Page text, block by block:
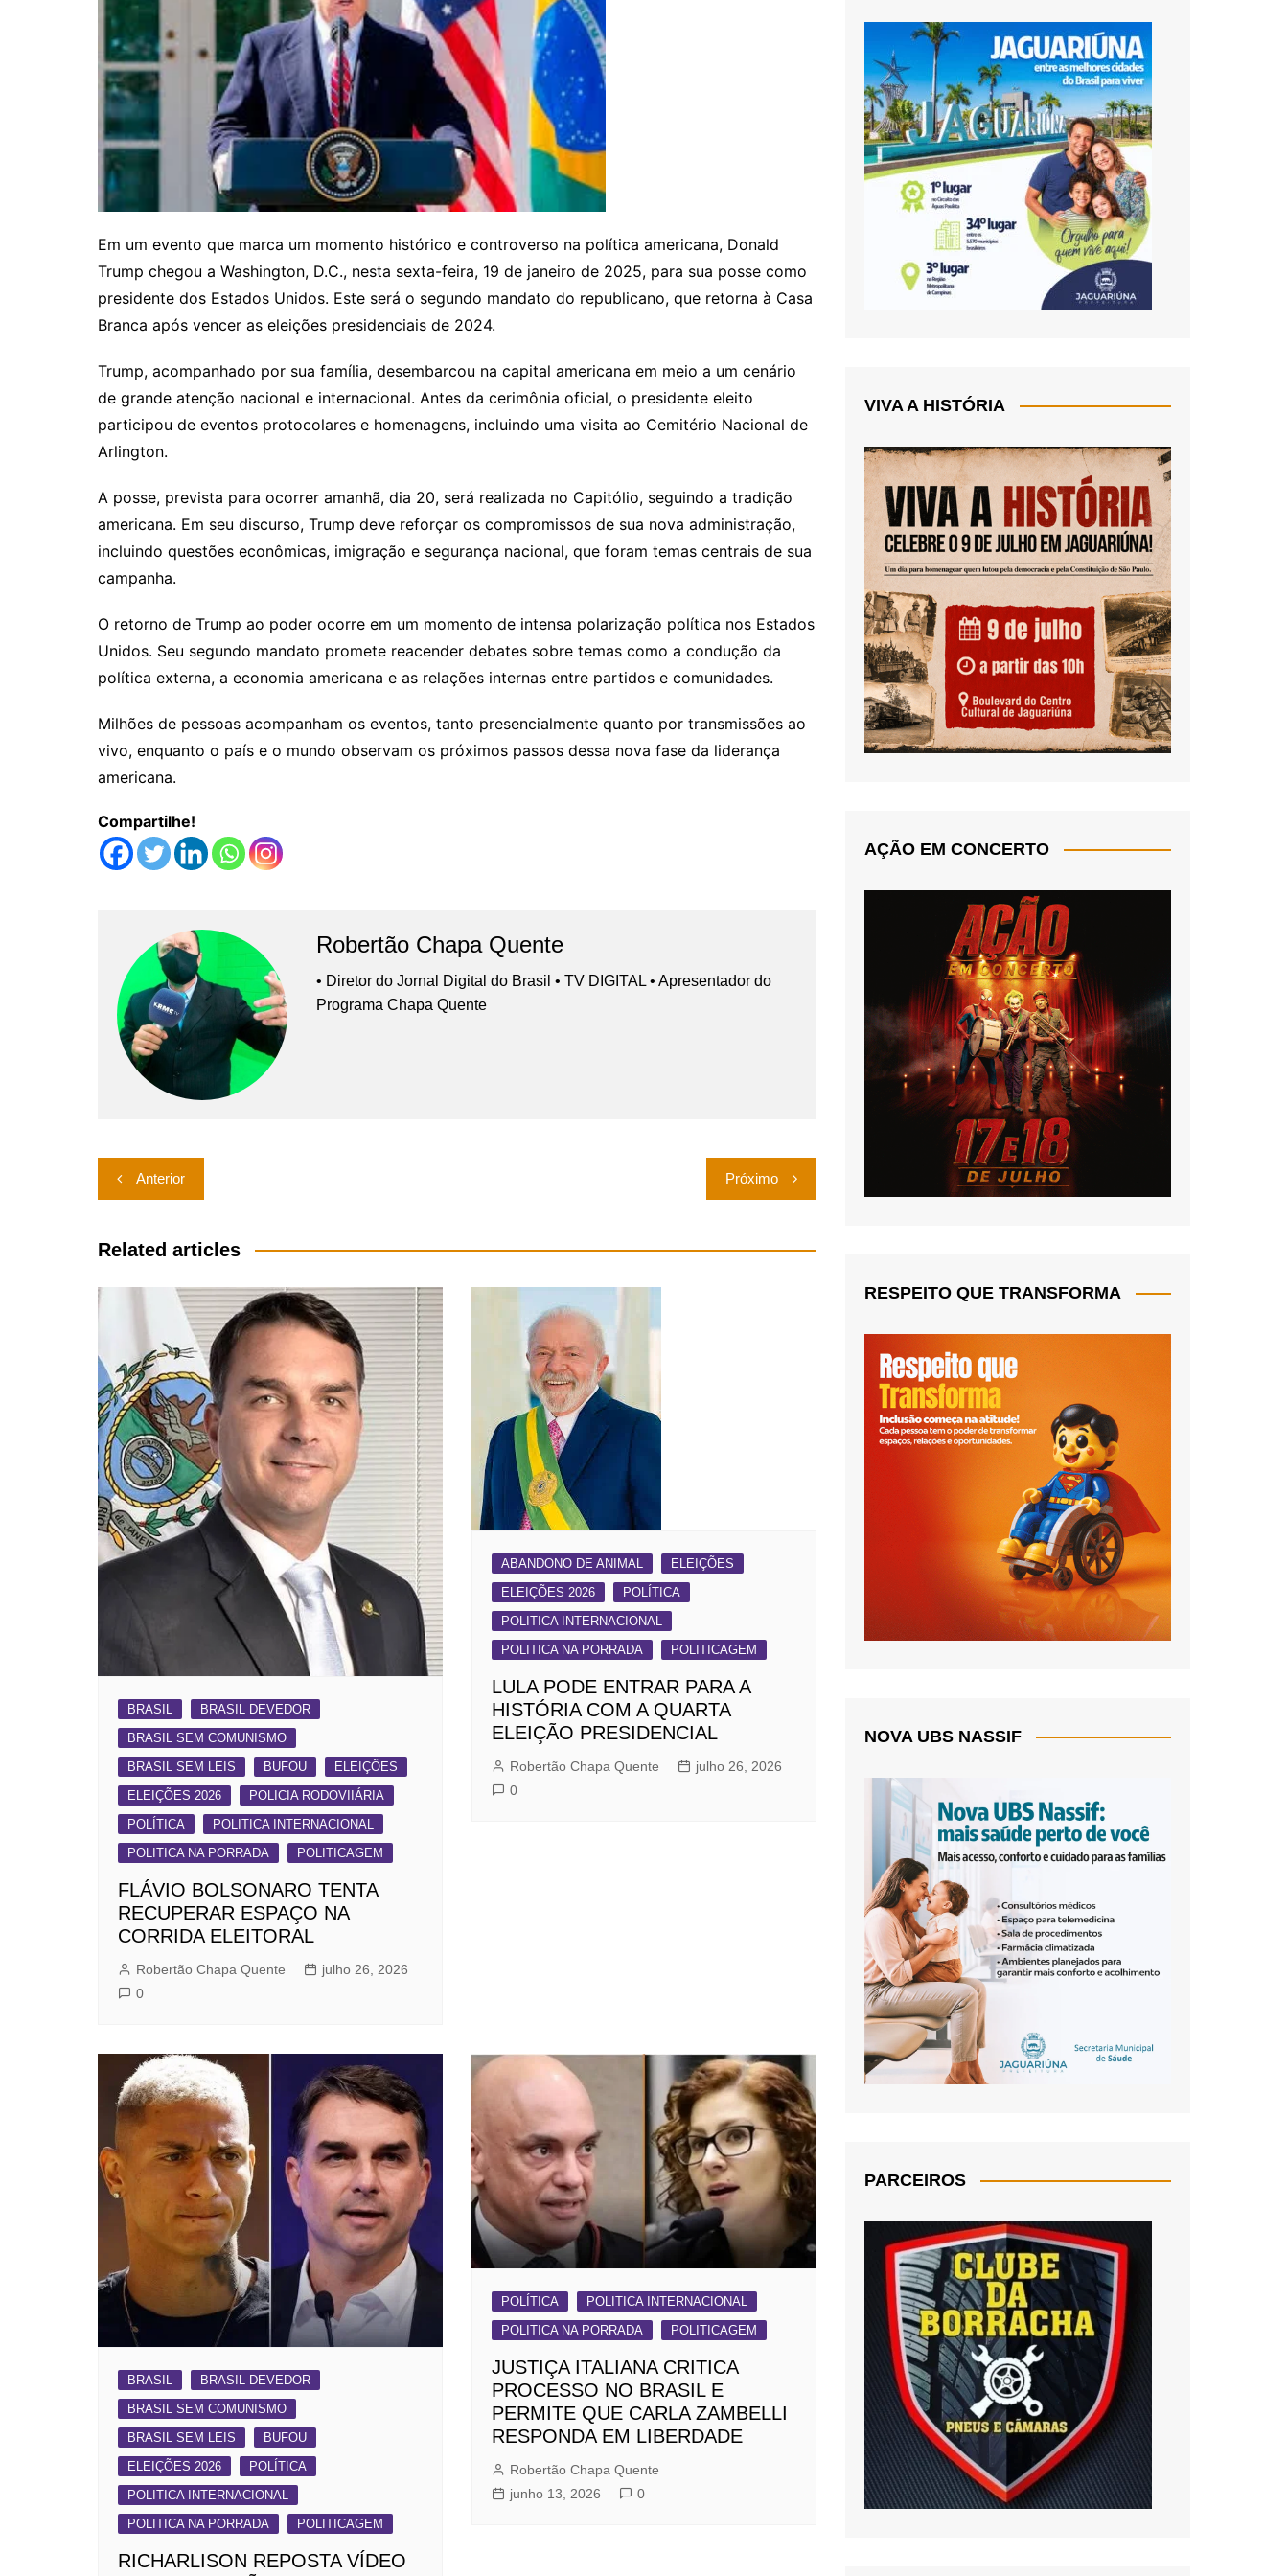
Em um evento que marca um momento histórico e controverso na política americana, Donald
Trump chegou a Washington, D.C., nesta sexta-feira, 19 de janeiro de 2025, para sua posse como
presidente dos Estados Unidos. Este será o segundo mandato do republicano, que retorna à Casa
Branca após vencer as eleições presidenciais de 2024.
Trump, acompanhado por sua família, desembarcou na capital americana em meio a um cenário
de grande atenção nacional e internacional. Antes da cerimônia oficial, o presidente eleito
participou de eventos protocolares e homenagens, incluindo uma visita ao Cemitério Nacional de
Arlington.
A posse, prevista para ocorrer amanhã, dia 20, será realizada no Capitólio, seguindo a tradição
americana. Em seu discurso, Trump deve reforçar os compromissos de sua nova administração,
incluindo questões econômicas, imigração e segurança nacional, que foram temas centrais de sua
campanha.
O retorno de Trump ao poder ocorre em um momento de intensa polarização política nos Estados
Unidos. Seu segundo mandato promete reacender debates sobre temas como a condução da
política externa, a economia americana e as relações internas entre partidos e comunidades.
Milhões de pessoas acompanham os eventos, tanto presencialmente quanto por transmissões ao
vivo, enquanto o país e o mundo observam os próximos passos dessa nova fase da liderança
americana.
Compartilhe!
Robertão Chapa Quente
• Diretor do Jornal Digital do Brasil • TV DIGITAL • Apresentador do
Programa Chapa Quente
Navegação
de
Post
Anterior Próximo
Related articles
BRASIL
BRASIL DEVEDOR
BRASIL SEM COMUNISMO
BRASIL SEM LEIS
BUFOU
ELEIÇÕES
ELEIÇÕES 2026
POLICIA RODOVIIÁRIA
POLÍTICA
POLITICA INTERNACIONAL
POLITICA NA PORRADA
POLITICAGEM
FLÁVIO BOLSONARO TENTA
RECUPERAR ESPAÇO NA
CORRIDA ELEITORAL
Robertão Chapa Quente
julho 26, 2026
0
ABANDONO DE ANIMAL
ELEIÇÕES
ELEIÇÕES 2026
POLÍTICA
POLITICA INTERNACIONAL
POLITICA NA PORRADA
POLITICAGEM
LULA PODE ENTRAR PARA A
HISTÓRIA COM A QUARTA
ELEIÇÃO PRESIDENCIAL
Robertão Chapa Quente
julho 26, 2026
0
BRASIL
BRASIL DEVEDOR
BRASIL SEM COMUNISMO
BRASIL SEM LEIS
BUFOU
ELEIÇÕES 2026
POLÍTICA
POLITICA INTERNACIONAL
POLITICA NA PORRADA
POLITICAGEM
RICHARLISON REPOSTA VÍDEO
POLÍTICA
POLITICA INTERNACIONAL
POLITICA NA PORRADA
POLITICAGEM
JUSTIÇA ITALIANA CRITICA
PROCESSO NO BRASIL E
PERMITE QUE CARLA ZAMBELLI
RESPONDA EM LIBERDADE
Robertão Chapa Quente
junho 13, 2026
0
VIVA A HISTÓRIA
AÇÃO EM CONCERTO
RESPEITO QUE TRANSFORMA
NOVA UBS NASSIF
PARCEIROS